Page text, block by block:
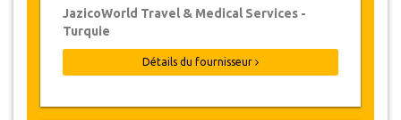
réservation a été confirmée. L'annulation
d'une réservation ne peut être faite que
par écrit en envoyant un courrier
électronique.
JazicoWorld Travel & Medical Services -
Turquie
Détails du fournisseur